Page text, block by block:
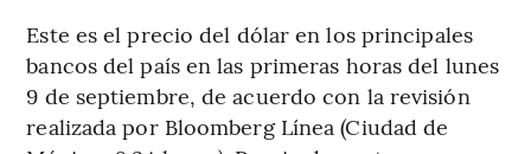
Este es el precio del dólar en los principales
bancos del país en las primeras horas del lunes
9 de septiembre, de acuerdo con la revisión
realizada por Bloomberg Línea (Ciudad de